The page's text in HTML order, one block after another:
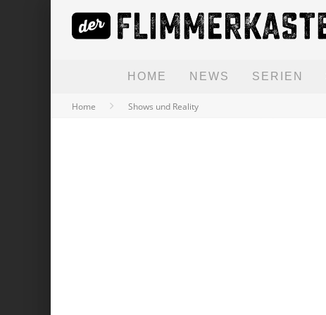
HOME NEWS SERIEN
Home Shows und Reality